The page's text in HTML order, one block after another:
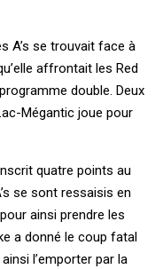
A’s se trouvait face à
affrontait les Red
double. Deux
Mégantic joue pour
quatre points au
se sont ressaisis en
ainsi prendre les
a donné le coup fatal
l’emporter par la